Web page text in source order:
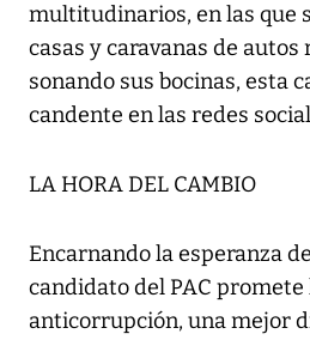
multitudinarios, en las que
casas y caravanas de
sonando sus bocinas, esta
candente en las redes
LA HORA DEL CAMBIO
Encarnando la esperanza
candidato del PAC promete
anticorrupción, una mejor